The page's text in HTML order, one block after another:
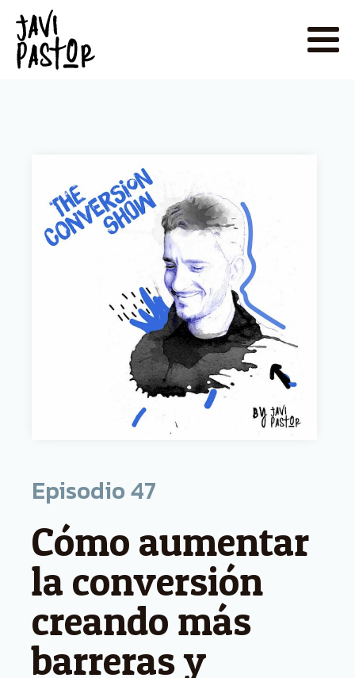
Episodio47
Cómo aumentar
la conversión
creando más
barreras y